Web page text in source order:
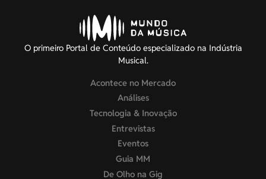
O primeiro Portal de Conteúdo especializado na Indústria
Musical.
Acontece no Mercado
Análises
Tecnologia & Inovação
Entrevistas
Eventos
Guia MM
De Olho na Gig